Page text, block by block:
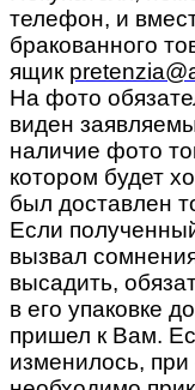
телефон, и
бракованного
ящик
На фото
виден
наличие фото
котором будет
был доставлен
Если
вызвал
высадить,
в его упаковке
пришел к Вам.
изменилось,